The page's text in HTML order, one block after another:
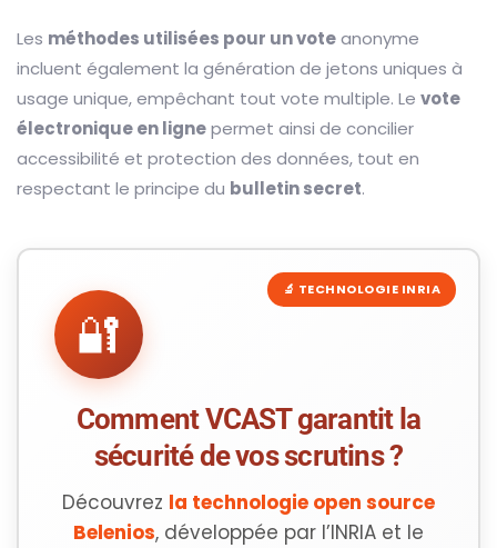
Les méthodes utilisées pour un voteanonyme
incluent également la génération de jetons uniques à
usage unique, empêchant tout vote multiple. Le vote
électronique en lignepermet ainsi de concilier
accessibilité et protection des données, tout en
respectant le principe du bulletin secret.
🔬 TECHNOLOGIE INRIA
🔐
Comment VCAST garantit la
sécurité de vos scrutins ?
Découvrez la technologie open source
Belenios, développée par l’INRIA et le